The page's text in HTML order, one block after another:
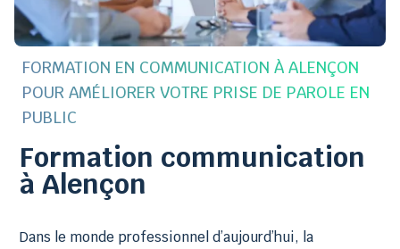
FORMATION EN COMMUNICATION À ALENÇON
POUR AMÉLIORER VOTRE PRISE DE PAROLE EN
PUBLIC
Formation communication
à Alençon
Dans le monde professionnel d’aujourd’hui, la